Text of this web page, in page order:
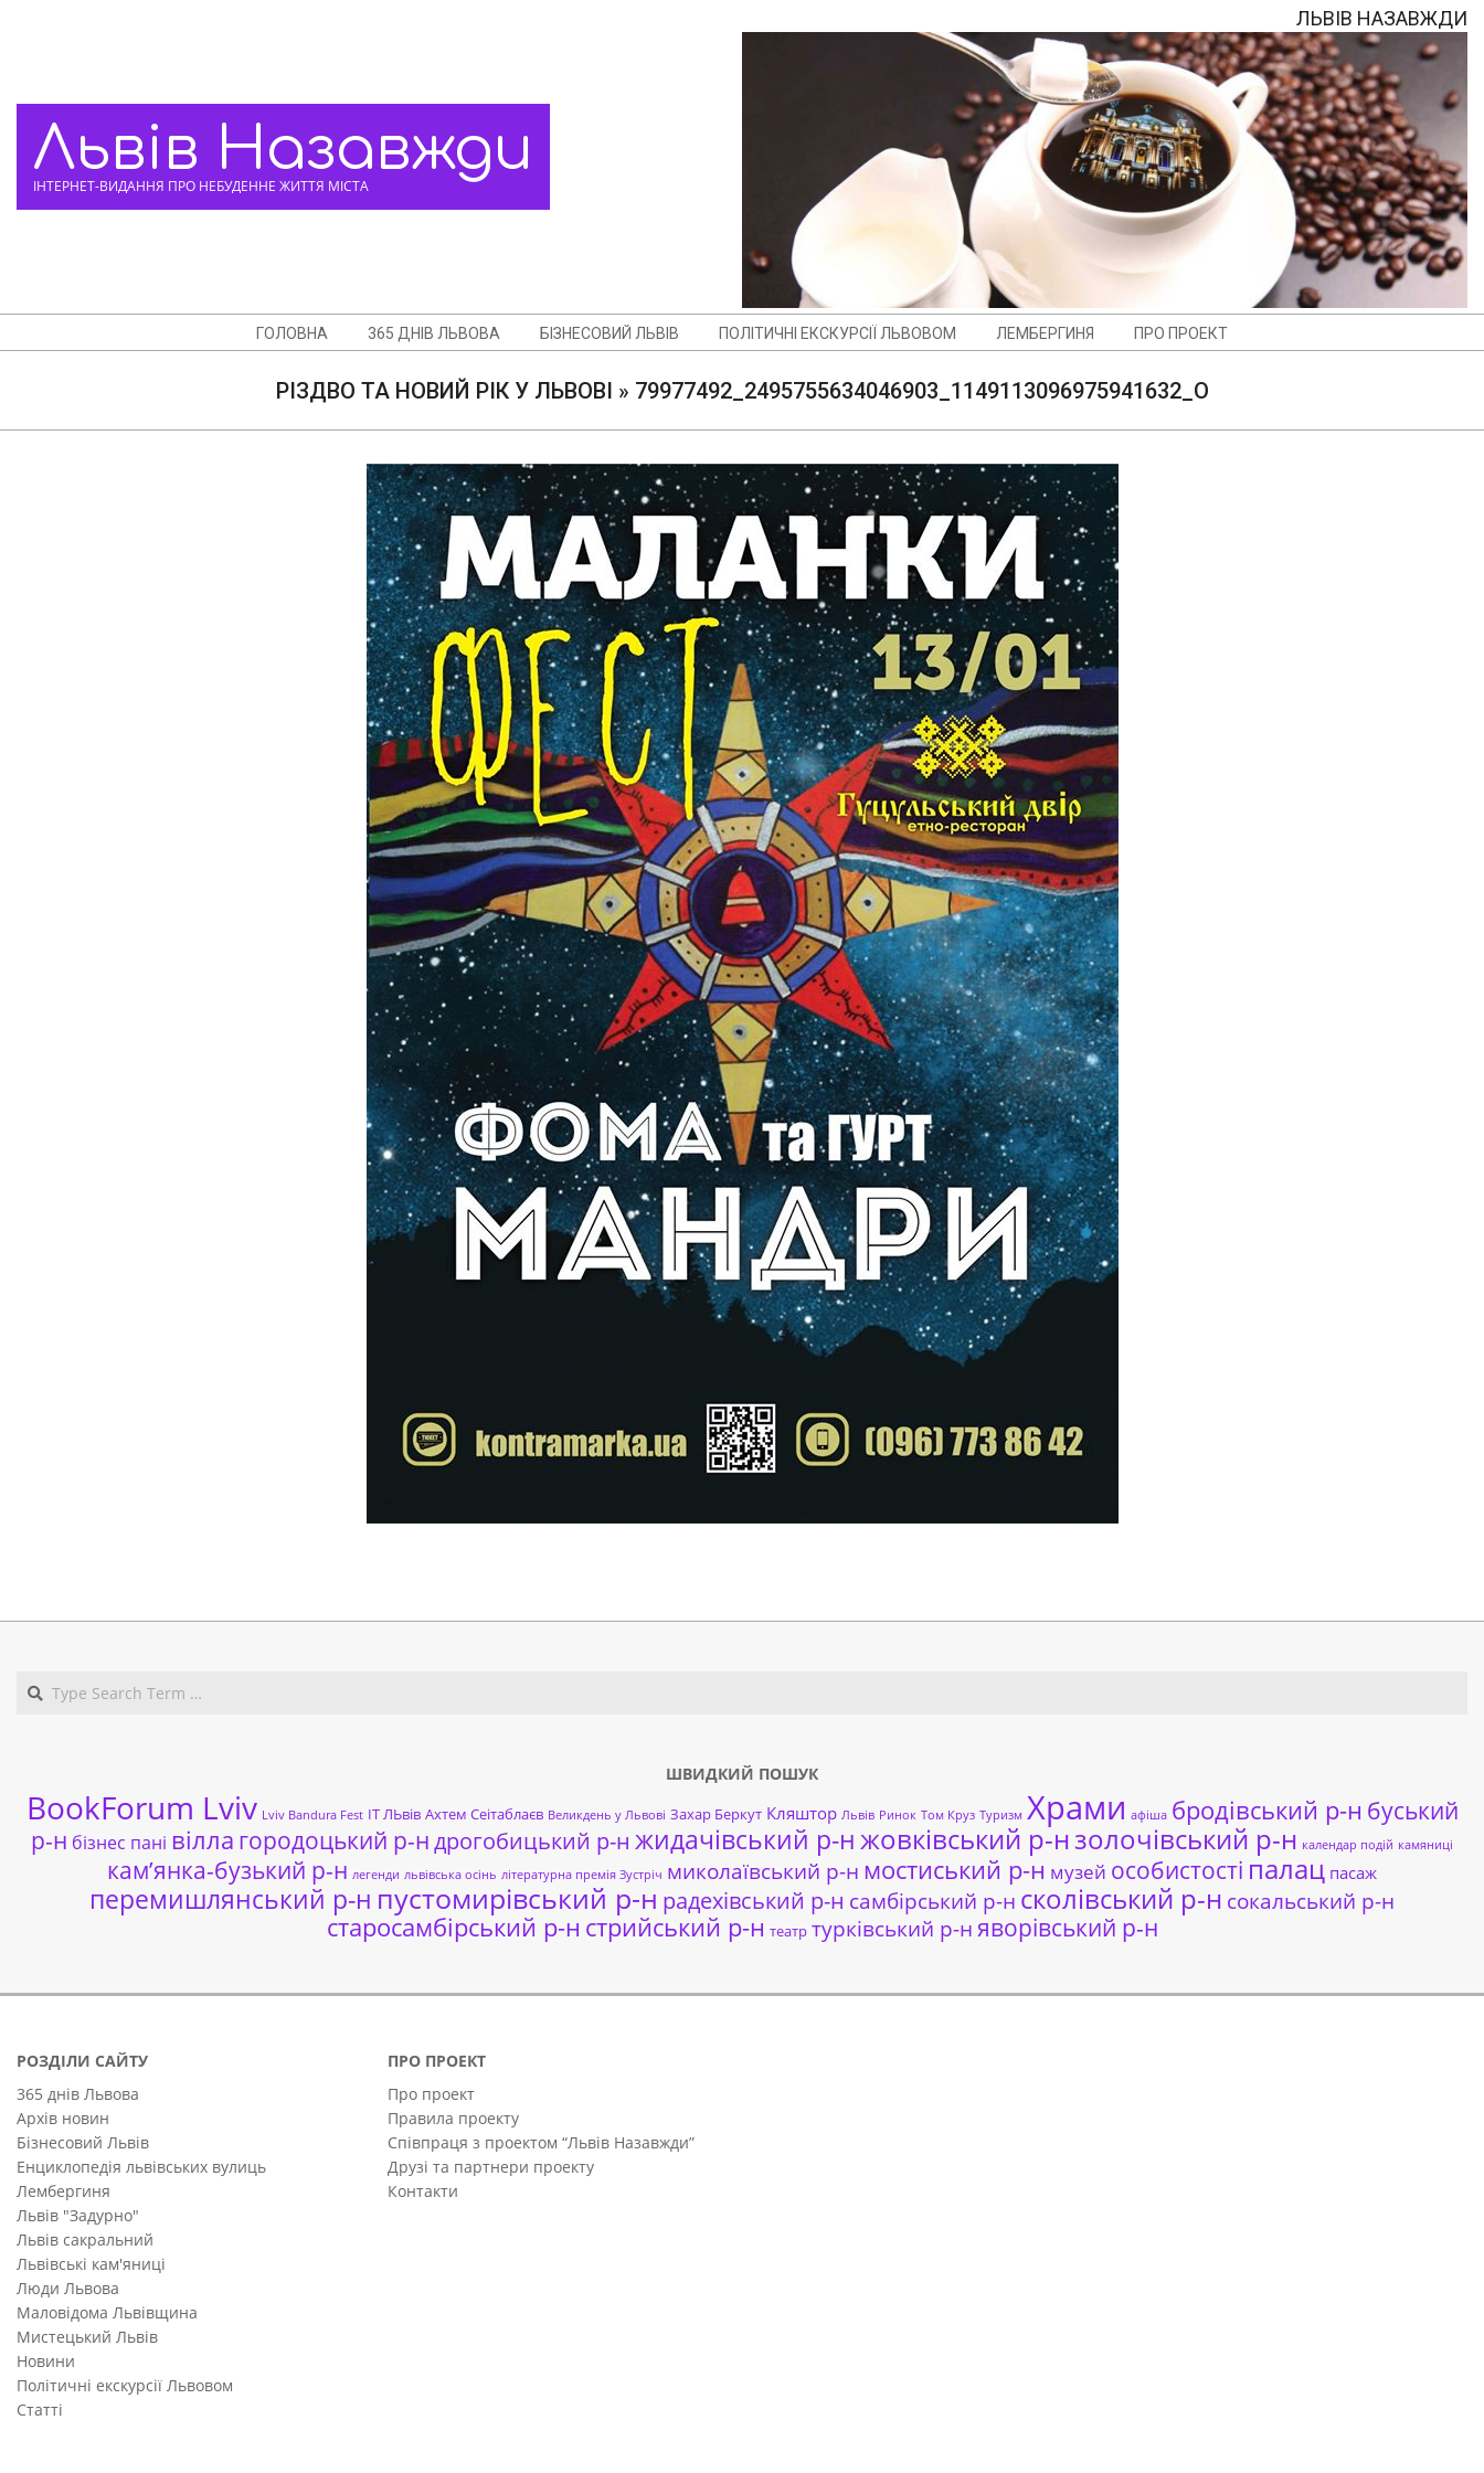
Львів Назавжди
ІНТЕРНЕТ-ВИДАННЯ ПРО НЕБУДЕННЕ ЖИТТЯ МІСТА
ЛЬВІВ НАЗАВЖДИ
Menu
ГОЛОВНА 365 ДНІВ ЛЬВОВА БІЗНЕСОВИЙ ЛЬВІВ ПОЛІТИЧНІ ЕКСКУРСІЇ ЛЬВОВОМ ЛЕМБЕРГИНЯ ПРО ПРОЕКТ
РІЗДВО ТА НОВИЙ РІК У ЛЬВОВІ » 79977492_2495755634046903_1149113096975941632_O
12-
ШВИДКИЙ ПОШУК
BookForum Lviv Lviv Bandura Fest ІТ ЛЬвів Ахтем Сеітаблаєв Великдень у Львові Захар Беркут Кляштор Львів Ринок Том Круз Туризм Храми афіша бродівський р-н буський
р-н бізнес пані вілла городоцький р-ндрогобицький р-н жидачівський р-нжовківський р-нзолочівський р-н календар подій камяниці
кам’янка-бузький р-н легенди львівська осінь літературна премія Зустріч миколаївський р-н мостиський р-н музей особистості палац пасаж
перемишлянський р-н пустомирівський р-н радехівський р-н самбірський р-н сколівський р-н сокальський р-н
старосамбірський р-н стрийський р-н театр турківський р-н яворівський р-н
РОЗДІЛИ САЙТУ
365 днів Львова
Архів новин
Бізнесовий Львів
Енциклопедія львівських вулиць
Лембергиня
Львів "Задурно"
Львів сакральний
Львівські кам'яниці
Люди Львова
Маловідома Львівщина
Мистецький Львів
Новини
Політичні екскурсії Львовом
Статті
ПРО ПРОЕКТ
Про проект
Правила проекту
Співпраця з проектом “Львів Назавжди”
Друзі та партнери проекту
Контакти